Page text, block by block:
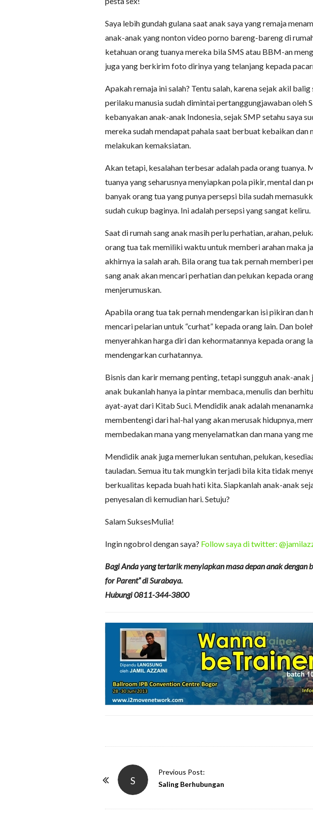
Saya lebih gundah gulana saat anak saya yang remaja
anak-anak yang nonton video porno bareng-bareng di
ketahuan orang tuanya mereka bila SMS atau BBM-an
juga yang berkirim foto dirinya yang telanjang kepada
Apakah remaja ini salah? Tentu salah, karena sejak akil
perilaku manusia sudah dimintai pertanggungjawaban oleh
kebanyakan anak-anak Indonesia, sejak SMP setahu saya
mereka sudah mendapat pahala saat berbuat kebaikan dan
melakukan kemaksiatan.
Akan tetapi, kesalahan terbesar adalah pada orang tuanya.
tuanya yang seharusnya menyiapkan pola pikir, mental dan
banyak orang tua yang punya persepsi bila sudah
sudah cukup baginya. Ini adalah persepsi yang sangat keliru.
Saat di rumah sang anak masih perlu perhatian, arahan,
orang tua tak memiliki waktu untuk memberi arahan maka
akhirnya ia salah arah. Bila orang tua tak pernah memberi
sang anak akan mencari perhatian dan pelukan kepada
menjerumuskan.
Apabila orang tua tak pernah mendengarkan isi pikiran dan
mencari pelarian untuk “curhat” kepada orang lain. Dan
menyerahkan harga diri dan kehormatannya kepada orang
mendengarkan curhatannya.
Bisnis dan karir memang penting, tetapi sungguh anak-
anak bukanlah hanya ia pintar membaca, menulis dan
ayat-ayat dari Kitab Suci. Mendidik anak adalah
membentengi dari hal-hal yang akan merusak hidupnya,
membedakan mana yang menyelamatkan dan mana yang
Mendidik anak juga memerlukan sentuhan, pelukan,
tauladan. Semua itu tak mungkin terjadi bila kita tidak
berkualitas kepada buah hati kita. Siapkanlah anak-anak
penyesalan di kemudian hari. Setuju?
Salam SuksesMulia!
Ingin ngobrol dengan saya? Follow saya di twitter:
Bagi Anda yang tertarik menyiapkan masa depan anak dengan
for Parent” di Surabaya.
Hubungi 0811-344-3800
S
Previous Post:
Saling Berhubungan